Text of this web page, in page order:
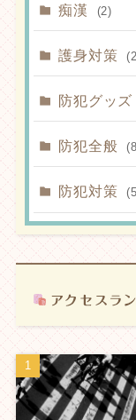
痴漢 (2)
護身対策
防犯グッズ
防犯全般
防犯対策